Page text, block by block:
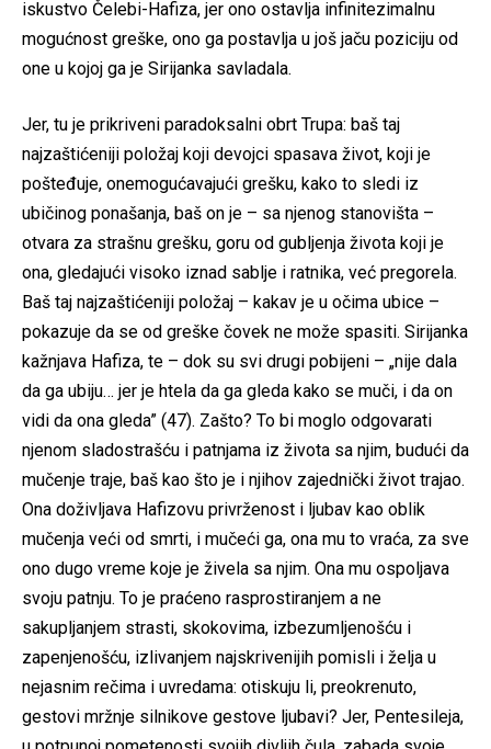
iskustvo Čelebi-Hafiza, jer ono ostavlja infinitezimalnu
mogućnost greške, ono ga postavlja u još jaču poziciju od
one u kojoj ga je Sirijanka savladala.
Jer, tu je prikriveni paradoksalni obrt Trupa: baš taj
najzaštićeniji položaj koji devojci spasava život, koji je
pošteđuje, onemogućavajući grešku, kako to sledi iz
ubičinog ponašanja, baš on je – sa njenog stanovišta –
otvara za strašnu grešku, goru od gubljenja života koji je
ona, gledajući visoko iznad sablje i ratnika, već pregorela.
Baš taj najzaštićeniji položaj – kakav je u očima ubice –
pokazuje da se od greške čovek ne može spasiti. Sirijanka
kažnjava Hafiza, te – dok su svi drugi pobijeni – „nije dala
da ga ubiju… jer je htela da ga gleda kako se muči, i da on
vidi da ona gleda” (47). Zašto? To bi moglo odgovarati
njenom sladostrašću i patnjama iz života sa njim, budući da
mučenje traje, baš kao što je i njihov zajednički život trajao.
Ona doživljava Hafizovu privrženost i ljubav kao oblik
mučenja veći od smrti, i mučeći ga, ona mu to vraća, za sve
ono dugo vreme koje je živela sa njim. Ona mu ospoljava
svoju patnju. To je praćeno rasprostiranjem a ne
sakupljanjem strasti, skokovima, izbezumljenošću i
zapenjenošću, izlivanjem najskrivenijih pomisli i želja u
nejasnim rečima i uvredama: otiskuju li, preokrenuto,
gestovi mržnje silnikove gestove ljubavi? Jer, Pentesileja,